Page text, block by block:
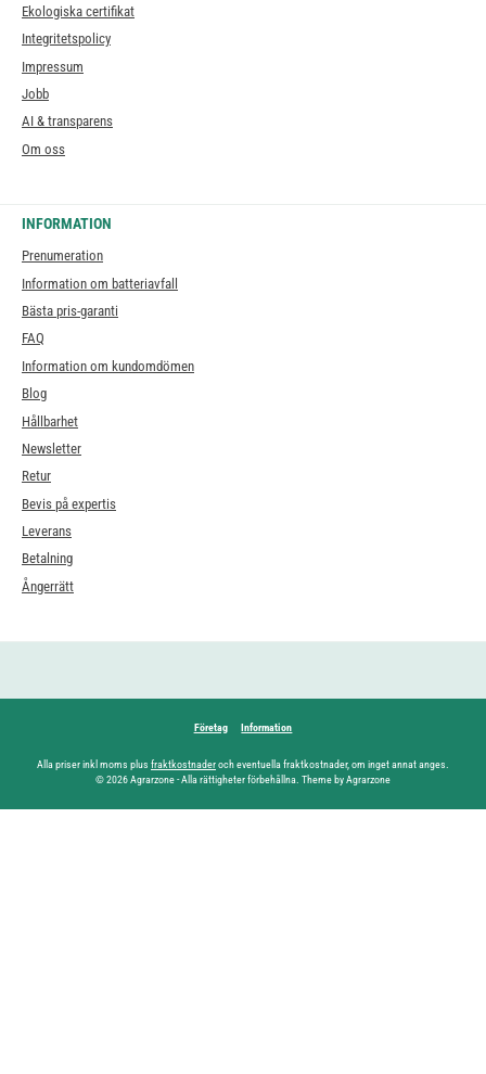
Ekologiska certifikat
Integritetspolicy
Impressum
Jobb
AI & transparens
Om oss
INFORMATION
Prenumeration
Information om batteriavfall
Bästa pris-garanti
FAQ
Information om kundomdömen
Blog
Hållbarhet
Newsletter
Retur
Bevis på expertis
Leverans
Betalning
Ångerrätt
Företag Information
Alla priser inkl moms plus fraktkostnaderoch eventuella fraktkostnader, om inget annat anges.
© 2026 Agrarzone - Alla rättigheter förbehållna. Theme by Agrarzone